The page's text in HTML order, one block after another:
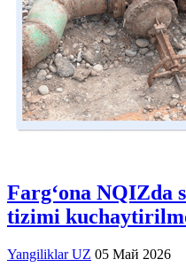
Farg‘ona NQIZda
tizimi
Yangiliklar UZ 05 Май 2026